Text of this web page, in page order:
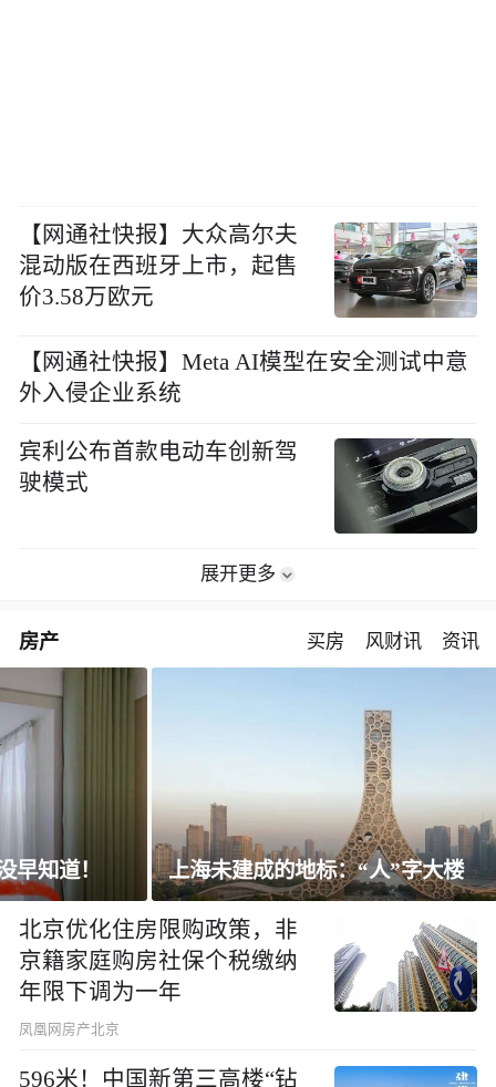
【网通社快报】大众高尔夫
混动版在西班牙上市，起售
价3.58万欧元
【网通社快报】Meta AI模型在安全测试中意
外入侵企业系统
宾利公布首款电动车创新驾
驶模式
展开更多
房产 买房 风财讯 资讯
上海未建成的地标：“人”字大楼
北京优化住房限购政策，非
京籍家庭购房社保个税缴纳
年限下调为一年
凤凰网房产北京
596米！中国新第三高楼“钻